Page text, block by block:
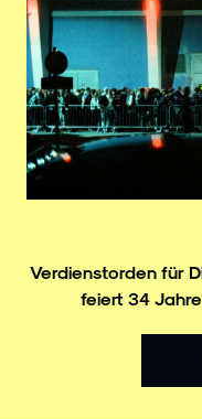
Verdienstorden für
feiert 34